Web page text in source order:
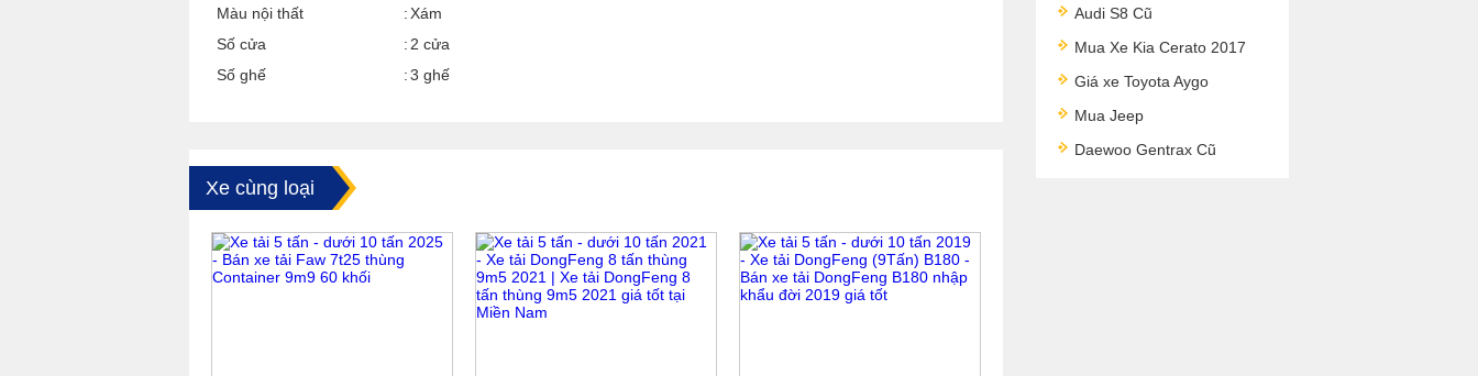
Màu nội thất
Xám
Số cửa
2 cửa
Số ghế
3 ghế
Xe cùng loại
Audi S8 Cũ
Mua Xe Kia Cerato 2017
Giá xe Toyota Aygo
Mua Jeep
Daewoo Gentrax Cũ